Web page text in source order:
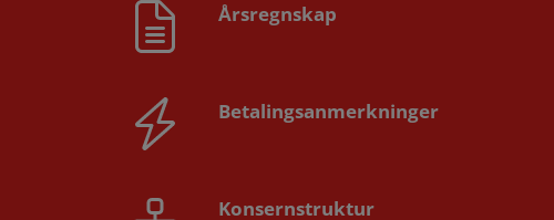
Årsregnskap
Betalingsanmerkninger
Konsernstruktur